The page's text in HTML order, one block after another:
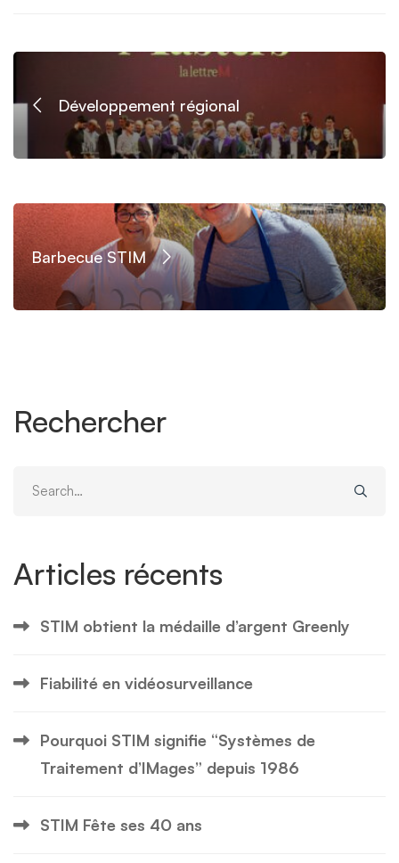
Développement régional
Barbecue STIM
Rechercher
Articles récents
STIM obtient la médaille d’argent Greenly
Fiabilité en vidéosurveillance
Pourquoi STIM signifie “Systèmes de
Traitement d’IMages” depuis 1986
STIM Fête ses 40 ans